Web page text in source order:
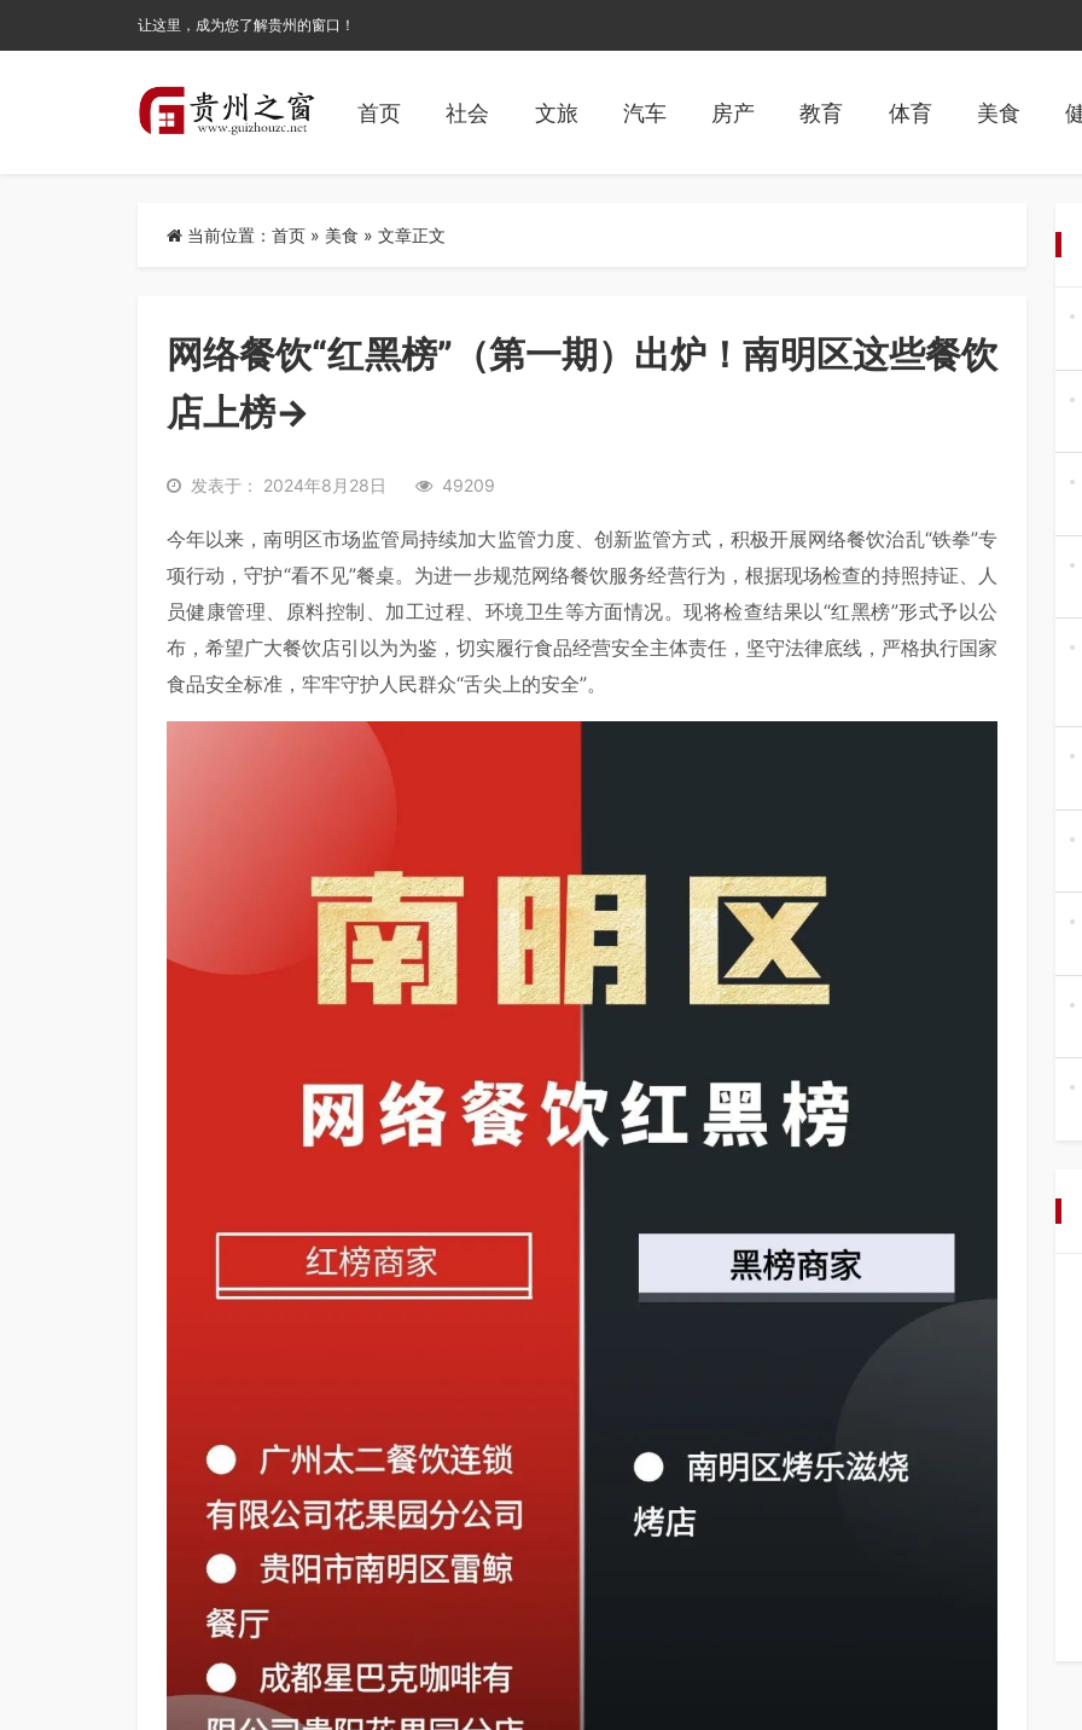
让这里，成为您了解贵州的窗口！
首页 社会 文旅 汽车 房产 教育 体育 美食
当前位置： 首页 » 美食 » 文章正文
网络餐饮“红黑榜”（第一期）出炉！南明区这些餐饮
店上榜→
发表于： 2024年8月28日 49209
今年以来，南明区市场监管局持续加大监管力度、创新监管方式，积极开展网络餐饮治乱“铁拳”专
项行动，守护“看不见”餐桌。为进一步规范网络餐饮服务经营行为，根据现场检查的持照持证、人
员健康管理、原料控制、加工过程、环境卫生等方面情况。现将检查结果以“红黑榜”形式予以公
布，希望广大餐饮店引以为为鉴，切实履行食品经营安全主体责任，坚守法律底线，严格执行国家
食品安全标准，牢牢守护人民群众“舌尖上的安全”。